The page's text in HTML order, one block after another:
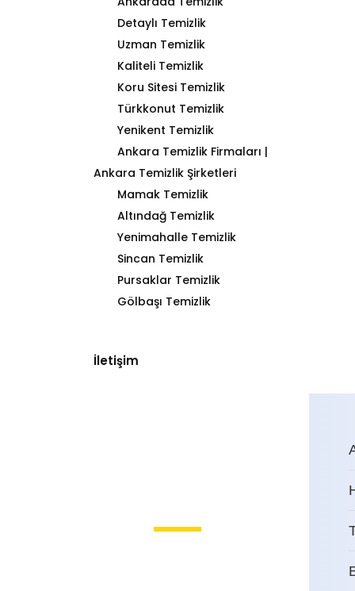
Detaylı Temizlik
Uzman Temizlik
Kaliteli Temizlik
Koru Sitesi Temizlik
Türkkonut Temizlik
Yenikent Temizlik
Ankara Temizlik Firmaları |
Ankara Temizlik Şirketleri
Mamak Temizlik
Altındağ Temizlik
Yenimahalle Temizlik
Sincan Temizlik
Pursaklar Temizlik
Gölbaşı Temizlik
İletişim